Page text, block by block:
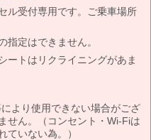
ル受付専用です。ご乗車場所
指定はできません。
ートはリクライニングがあま
より使用できない場合がござ
せん。（コンセント・Wi-Fiは
ていない為。）